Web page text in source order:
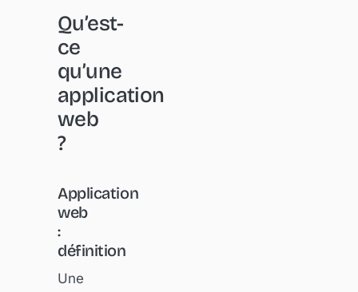
Qu’est-
ce
qu’une
application
web
?
Application
web
:
définition
Une